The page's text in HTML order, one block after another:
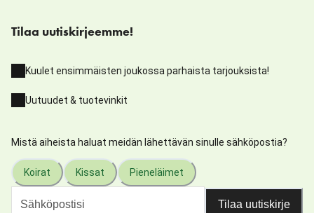
Tilaa uutiskirjeemme!
Kuulet ensimmäisten joukossa parhaista tarjouksista!
Uutuudet & tuotevinkit
Mistä aiheista haluat meidän lähettävän sinulle sähköpostia?
Koirat Kissat Pieneläimet
Tilaa uutiskirje